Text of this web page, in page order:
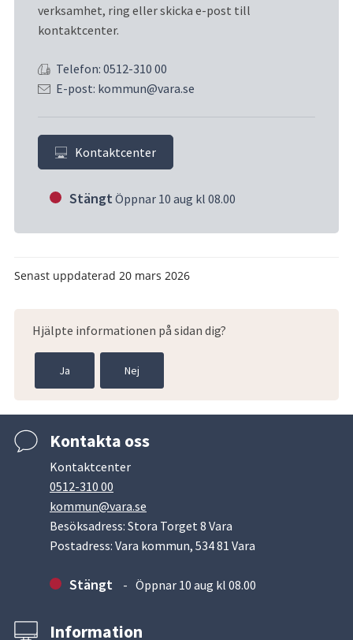
verksamhet, ring eller skicka e-post till
kontaktcenter.
Telefon: 0512-310 00
E-post: kommun@vara.se
Kontaktcenter
Stängt Öppnar 10 aug kl 08.00
Senast uppdaterad 20 mars 2026
Hjälpte informationen på sidan dig?
Ja Nej
Kontakta oss
Kontaktcenter
0512-310 00
kommun@vara.se
Besöksadress: Stora Torget 8 Vara
Postadress: Vara kommun, 534 81 Vara
Stängt Öppnar 10 aug kl 08.00
Information